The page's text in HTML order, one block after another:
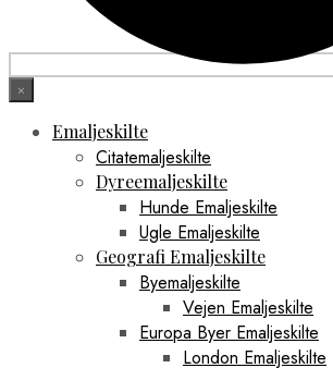
×
Emaljeskilte
Citatemaljeskilte
Dyreemaljeskilte
Hunde Emaljeskilte
Ugle Emaljeskilte
Geografi Emaljeskilte
Byemaljeskilte
Vejen Emaljeskilte
Europa Byer Emaljeskilte
London Emaljeskilte